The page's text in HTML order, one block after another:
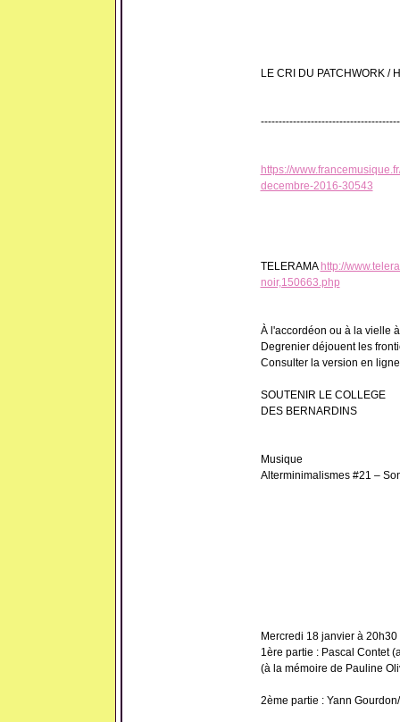
LE CRI DU PATCHWORK /
https://
decembre-2016-30543
TELERAMA http://
noir,150663.php
À l'accordéon ou à la vielle
Degrenier déjouent les
Consulter la version en ligne
SOUTENIR LE COLLEGE
DES BERNARDINS
Musique
Alterminimalismes #21 –
Mercredi 18 janvier à 20h30
1ère partie : Pascal Contet
(à la mémoire de Pauline
2ème partie : Yann